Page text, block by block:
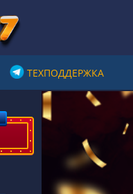
ТЕХПОДДЕРЖКА